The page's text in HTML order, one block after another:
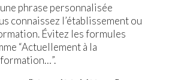
phrase personnalisée
connaissez l’établissement ou
Évitez les formules
“Actuellement à la